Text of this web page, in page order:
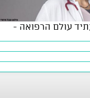
עולם הרפואה -